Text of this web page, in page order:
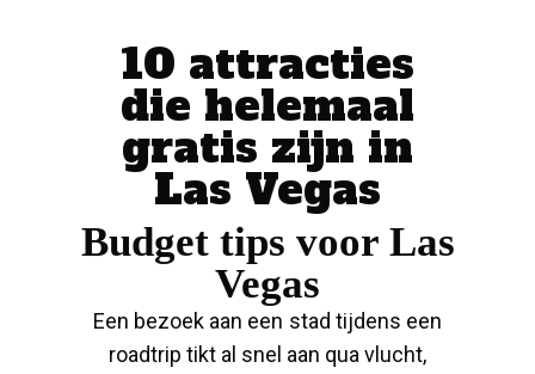
10 attracties
die helemaal
gratis zijn in
Las Vegas
Budget tips voor Las
Vegas
Een bezoek aan een stad tijdens een
roadtrip tikt al snel aan qua vlucht,